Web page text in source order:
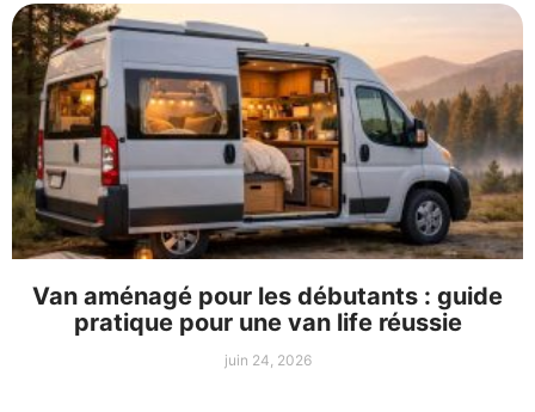
Van aménagé pour les débutants : guide
pratique pour une van life réussie
juin 24, 2026